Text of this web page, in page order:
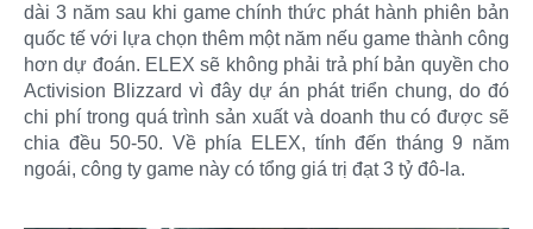
dài 3 năm sau khi game chính thức phát hành phiên bản
quốc tế với lựa chọn thêm một năm nếu game thành công
hơn dự đoán. ELEX sẽ không phải trả phí bản quyền cho
Activision Blizzard vì đây dự án phát triển chung, do đó
chi phí trong quá trình sản xuất và doanh thu có được sẽ
chia đều 50-50. Về phía ELEX, tính đến tháng 9 năm
ngoái, công ty game này có tổng giá trị đạt 3 tỷ đô-la.